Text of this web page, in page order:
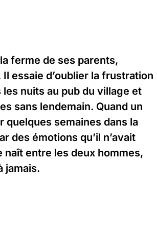
ferme de ses parents,
essaie d’oublier la frustration
nuits au pub du village et
sans lendemain. Quand un
semaines dans la
des émotions qu’il n’avait
entre les deux hommes,
jamais.